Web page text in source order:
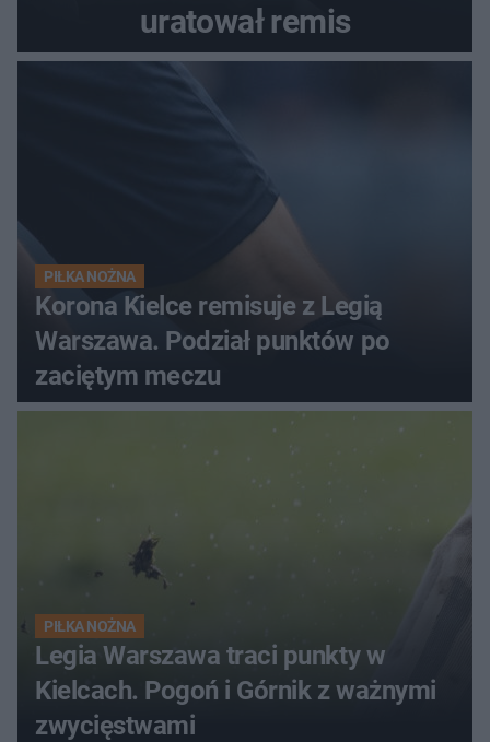
uratował remis
PIŁKA NOŻNA
Korona Kielce remisuje z Legią
Warszawa. Podział punktów po
zaciętym meczu
PIŁKA NOŻNA
Legia Warszawa traci punkty w
Kielcach. Pogoń i Górnik z ważnymi
zwycięstwami